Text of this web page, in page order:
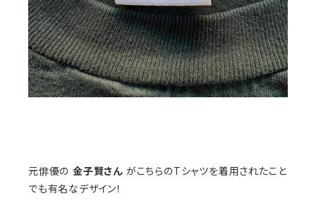
元俳優の 金子賢さん がこちらのTシャツを着用されたこと
でも有名なデザイン！